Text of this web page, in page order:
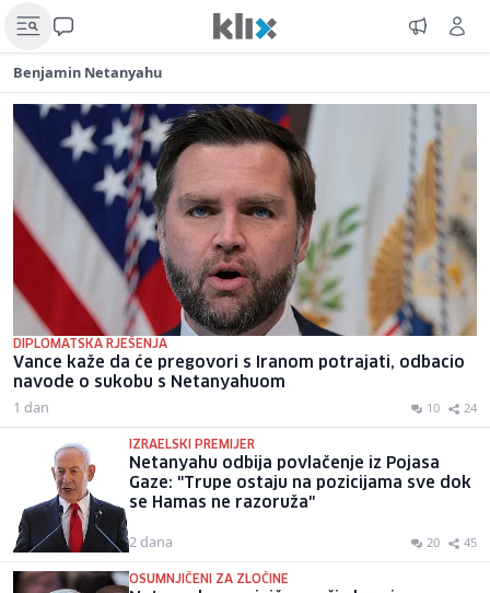
Benjamin Netanyahu
DIPLOMATSKA RJEŠENJA
Vance kaže da će pregovori s Iranom potrajati, odbacio
navode o sukobu s Netanyahuom
1 dan 10 24
IZRAELSKI PREMIJER
Netanyahu odbija povlačenje iz Pojasa
Gaze: "Trupe ostaju na pozicijama sve dok
se Hamas ne razoruža"
2 dana 20 45
OSUMNJIČENI ZA ZLOČINE